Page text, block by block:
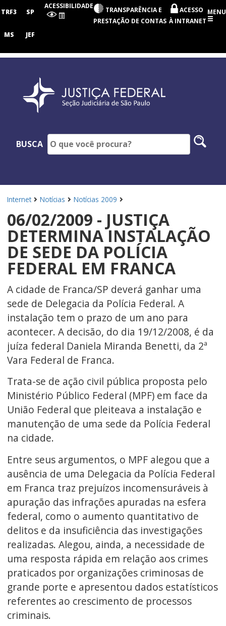
Judiciária
Paulo
TRF3 SP
MS JEF
ACESSIBILIDADE
TRANSPARÊNCIA E
PRESTAÇÃO DE CONTAS
ACESSO
À INTRANET
MENU
BUSCA
Internet Notícias Notícias 2009
06/02/2009 - JUSTIÇA
DETERMINA INSTALAÇÃO
DE SEDE DA POLÍCIA
FEDERAL EM FRANCA
A cidade de Franca/SP deverá ganhar uma
sede de Delegacia da Polícia Federal. A
instalação tem o prazo de um ano para
acontecer. A decisão, do dia 19/12/2008, é da
juíza federal Daniela Miranda Benetti, da 2ª
Vara Federal de Franca.
Trata-se de ação civil pública proposta pelo
Ministério Público Federal (MPF) em face da
União Federal que pleiteava a instalação e
manutenção de uma sede da Polícia Federal
na cidade.
Entre seus argumentos, o MPF alegou que a
ausência de uma Delegacia da Polícia Federal
em Franca traz prejuízos incomensuráveis à
apuração das infrações apuradas na esfera
federal, como o aumento quantitativo de
delitos e da insuficiência das investigações
realizadas. Alegou, ainda, a necessidade de
uma resposta rápida em relação aos crimes
praticados por organizações criminosas de
grande porte e apresentou dados estatísticos
referentes ao crescimento de processos
criminais.